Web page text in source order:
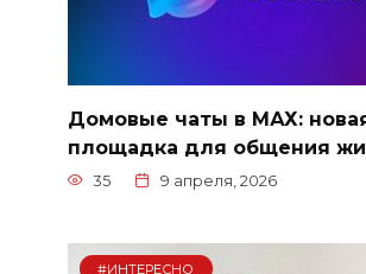
Домовые чаты в МАХ:
площадка для общения
35 9 апреля, 2026
#ИНТЕРЕСНО